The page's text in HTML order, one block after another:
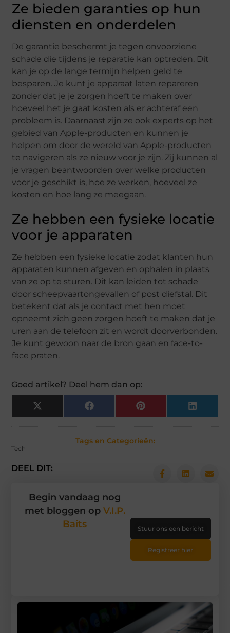
Ze bieden garanties op hun
diensten en onderdelen
De garantie beschermt je tegen onvoorziene
schade die tijdens je reparatie kan optreden. Dit
kan je op de lange termijn helpen geld te
besparen. Je kunt je apparaat laten repareren
zonder dat je je zorgen hoeft te maken over
hoeveel het je gaat kosten als er achteraf een
probleem is. Daarnaast zijn ze ook experts op het
gebied van Apple-producten en kunnen je
helpen om door de wereld van Apple-producten
te navigeren als ze nieuw voor je zijn. Zij kunnen al
je vragen beantwoorden over welke producten
voor je geschikt is, hoe ze werken, hoeveel ze
kosten en hoe lang ze meegaan.
Ze hebben een fysieke locatie
voor je apparaten
Ze hebben een fysieke locatie zodat klanten hun
apparaten kunnen afgeven en ophalen in plaats
van ze op te sturen. Dit kan leiden tot schade
door scheepvaartongevallen of post diefstal. Dit
betekent dat als je contact met hen moet
opneemt zich geen zorgen hoeft te maken dat je
uren aan de telefoon zit en wordt doorverbonden.
Je kunt gewoon naar de bron gaan en face-to-
face praten.
Goed artikel? Deel hem dan op:
X
(Twitter)
Facebook Pinterest LinkedIn
Tags en Categorieën:
Tech
DEEL DIT:
Begin vandaag nog
met bloggen op V.I.P.
Baits
Stuur ons een bericht
Registreer hier